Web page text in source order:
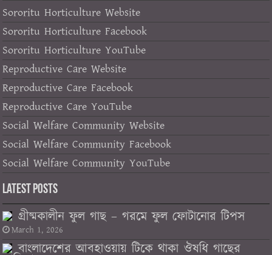
Sororitu Horticulture Website
Sororitu Horticulture Facebook
Sororitu Horticulture YouTube
Reproductive Care Website
Reproductive Care Facebook
Reproductive Care YouTube
Social Welfare Community Website
Social Welfare Community Facebook
Social Welfare Community YouTube
Latest Posts
গ্রীষ্মকালীন ফুল গাছ – গরমে ফুল ফোটানোর টিপস
March 1, 2026
বাংলাদেশের আবহাওয়ায় টিকে থাকা ঔষধি গাছের